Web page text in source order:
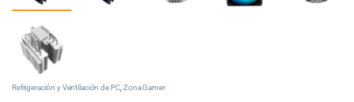
Refrigeración y Ventilación de PC,Zona Gamer